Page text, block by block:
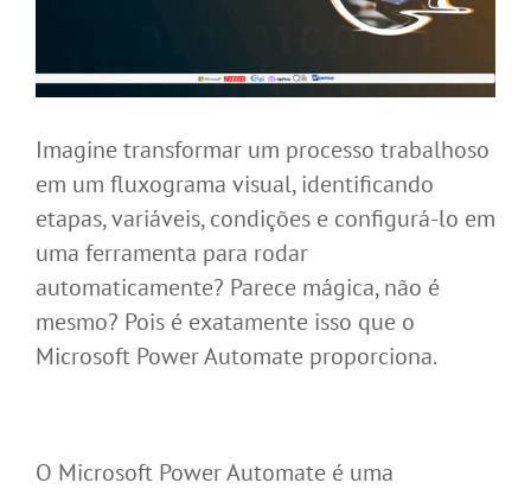
Imagine transformar um processo trabalhoso
em um fluxograma visual, identificando
etapas, variáveis, condições e configurá-lo em
uma ferramenta para rodar
automaticamente? Parece mágica, não é
mesmo? Pois é exatamente isso que o
Microsoft Power Automate proporciona.
O Microsoft Power Automate é uma